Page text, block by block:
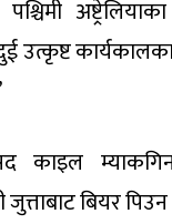
उत्कृष्ट
काइल
बियर